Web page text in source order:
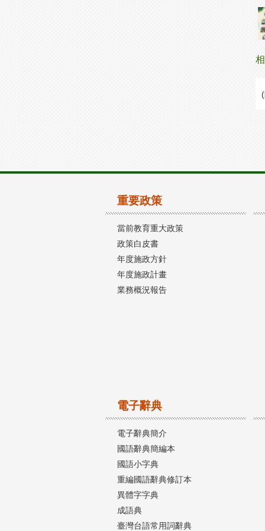
重要政策
當前教育重大政策
政策白皮書
年度施政方針
年度施政計畫
業務概況報告
電子辭典
電子辭典簡介
國語辭典簡編本
國語小字典
重編國語辭典修訂本
異體字字典
成語典
臺灣台語常用詞辭典